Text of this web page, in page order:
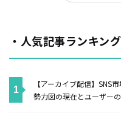
・人気記事ランキング
【アーカイブ配信】SNS
勢力図の現在とユーザー